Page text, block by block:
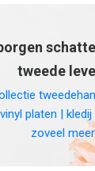
tweede
platen |
zoveel meer